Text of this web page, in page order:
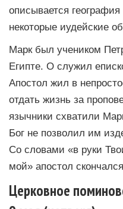
описывается
некоторые иудейские
Марк был учеником
Египте. О служил
Апостол жил в
отдать жизнь за
язычники схватили
Бог не позволил им
Со словами «в руки
мой» апостол
Церковное